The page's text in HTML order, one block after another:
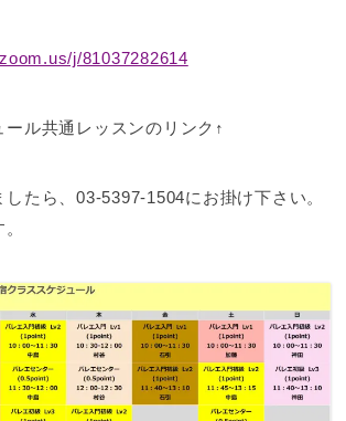
j/81037282614
ル共通レッスンのリンク↑
したら、03-5397-1504にお掛け下さい。